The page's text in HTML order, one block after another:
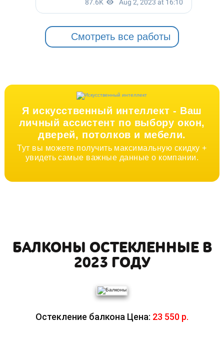
Смотреть все работы
Я искусственный интеллект - Ваш
личный ассистент по выбору окон,
дверей, потолков и мебели.
Тут вы можете получить максимальную скидку +
увидеть самые важные данные о компании.
БАЛКОНЫ ОСТЕКЛЕННЫЕ В
2023 ГОДУ
Остекление балкона Цена: 23 550 р.